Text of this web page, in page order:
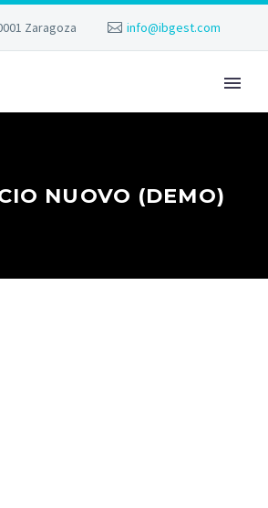
Zaragoza info@ibgest.com
NUOVO (DEMO)